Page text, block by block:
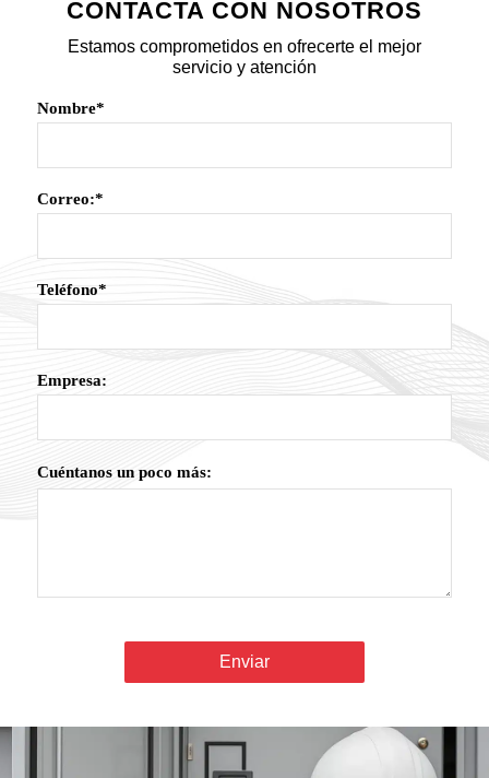
CONTACTA CON NOSOTROS
Estamos comprometidos en ofrecerte el mejor
servicio y atención
Nombre*
Correo:*
Teléfono*
Empresa:
Cuéntanos un poco más: